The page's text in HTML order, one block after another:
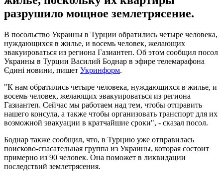
разрушило мощное землетрясение.
В посольство Украины в Турции обратились четыре человека,
нуждающихся в жилье, и восемь человек, желающих
эвакуироваться из региона Газиантеп. Об этом сообщил посол
Украины в Турции Василий Боднар в эфире телемарафона
Єдині новини, пишет Укринформ.
"К нам обратились четыре человека, нуждающихся в жилье, и
восемь человек, желающих эвакуироваться из региона
Газиантеп. Сейчас мы работаем над тем, чтобы отправить
нашего консула, а также чтобы организовать транспорт для их
возможной эвакуации в кратчайшие сроки", - сказал посол.
Боднар также сообщил, что, в Турцию уже отправилась
поисково-спасательная группа из Украины, которая состоит
примерно из 90 человек. Она поможет в ликвидации
последствий землетрясения.